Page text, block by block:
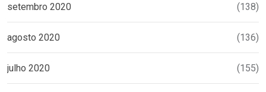
setembro 2020 (138)
agosto 2020 (136)
julho 2020 (155)